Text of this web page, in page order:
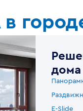
в
дома
E-Slide